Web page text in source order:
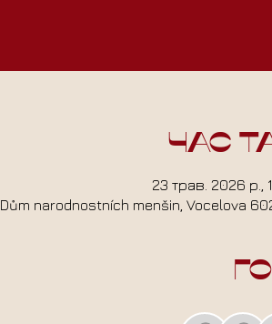
Час
23 трав. 2026 р.,
Dům narodnostních menšin, Vocelova